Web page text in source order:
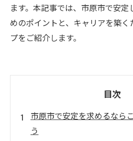
ます。本記事では、市原市で安
めのポイントと、キャリアを築
プをご紹介します。
目次
市原市で安定を求めるなら
う